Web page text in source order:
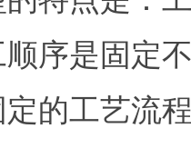
序是固定
的工艺流